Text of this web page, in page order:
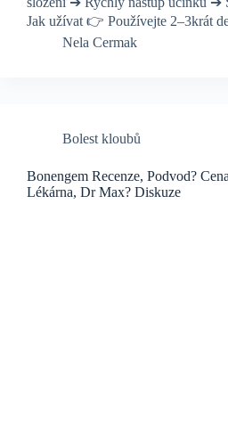
Jak užívat 👉 Používejte 2–3krát
Nela Cermak
Bolest kloubů
Bonengem Recenze, Podvod?
Lékárna, Dr Max? Diskuze